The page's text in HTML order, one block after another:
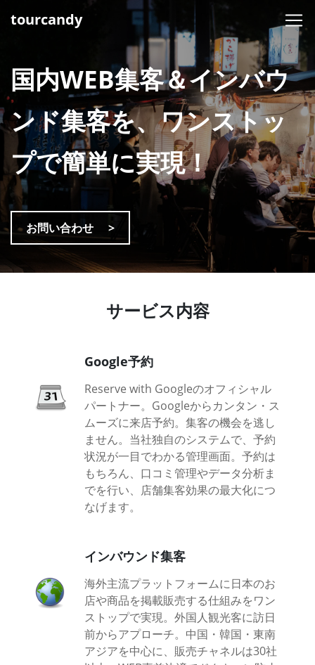
tourcandy
国内WEB集客＆インバウ
ンド集客を、ワンストッ
プで簡単に実現！
お問い合わせ
サービス内容
Google予約
Reserve with Googleのオフィシャル
パートナー。Googleからカンタン・ス
ムーズに来店予約。集客の機会を逃し
ません。当社独自のシステムで、予約
状況が一目でわかる管理画面。予約は
もちろん、口コミ管理やデータ分析ま
でを行い、店舗集客効果の最大化につ
なげます。
インバウンド集客
海外主流プラットフォームに日本のお
店や商品を掲載販売する仕組みをワン
ストップで実現。外国人観光客に訪日
前からアプローチ。中国・韓国・東南
アジアを中心に、販売チャネルは30社